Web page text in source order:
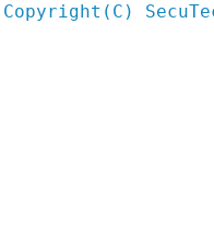
Copyright(C)